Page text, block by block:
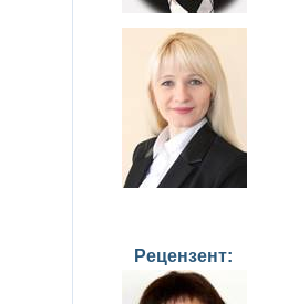
Рецензент: